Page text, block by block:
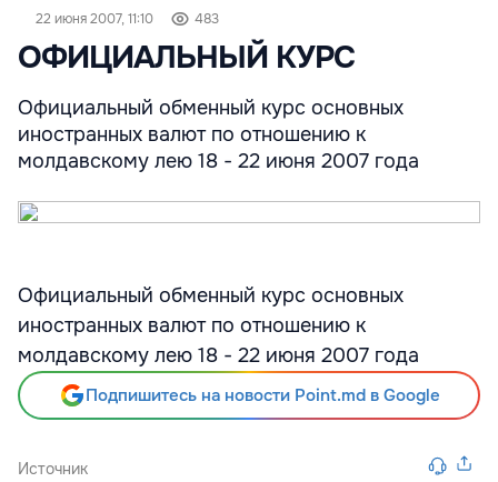
22 июня 2007, 11:10 483
ОФИЦИАЛЬНЫЙ КУРС
Официальный обменный курс основных
иностранных валют по отношению к
молдавскому лею 18 - 22 июня 2007 года
Официальный обменный курс основных
иностранных валют по отношению к
молдавскому лею 18 - 22 июня 2007 года
Подпишитесь на новости Point.md в Google
Источник